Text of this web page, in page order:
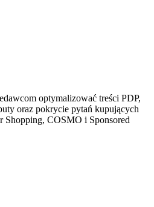
optymalizować treści PDP,
oraz pokrycie pytań kupujących
Shopping, COSMO i Sponsored